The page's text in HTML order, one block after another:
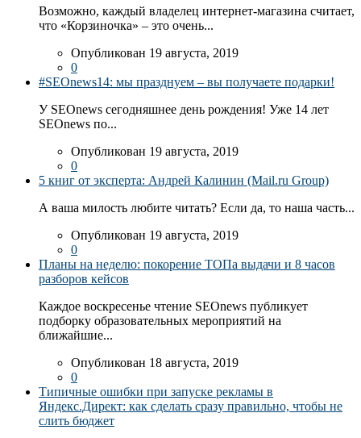
Возможно, каждый владелец интернет-магазина считает,
что «Корзиночка» – это очень...
Опубликован 19 августа, 2019
0
#SEOnews14: мы празднуем – вы получаете подарки!
У SEOnews сегодняшнее день рождения! Уже 14 лет
SEOnews по...
Опубликован 19 августа, 2019
0
5 книг от эксперта: Андрей Калинин (Mail.ru Group)
А ваша милость любите читать? Если да, то наша часть...
Опубликован 19 августа, 2019
0
Планы на неделю: покорение ТОПа выдачи и 8 часов
разборов кейсов
Каждое воскресенье чтение SEOnews публикует
подборку образовательных мероприятий на
ближайшие...
Опубликован 18 августа, 2019
0
Типичные ошибки при запуске рекламы в
Яндекс.Директ: как сделать сразу правильно, чтобы не
слить бюджет